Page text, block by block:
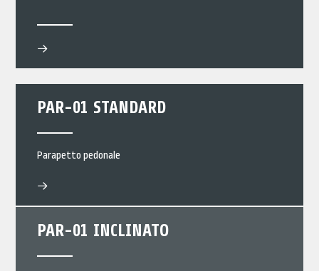
PAR-01 STANDARD
Parapetto pedonale
PAR-01 INCLINATO